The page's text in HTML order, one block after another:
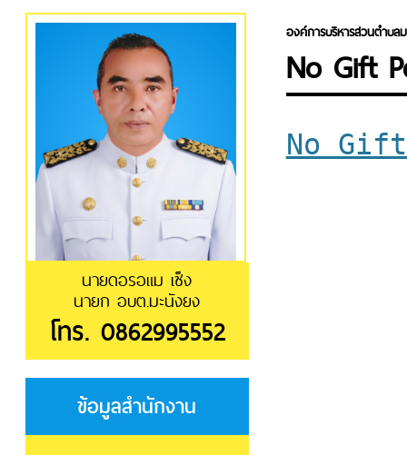
นายดอรอแม เซ็ง
นายก อบต.มะนังยง
โทร. 0862995552
ข้อมูลสำนักงาน
องค์การบริหารส่วนตำบล
No Gift
No